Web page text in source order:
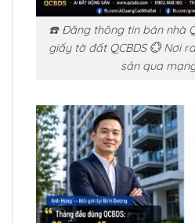
☎️ Đăng thông tin bán nhà
giấy tờ đất QCBDS 💮 Nơi
sản qua